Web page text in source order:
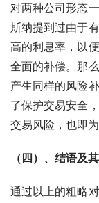
对两种公司形态
斯纳提到过由于
高的利息率，以
全面的补偿。那
产生同样的风险
了保护交易安全
交易风险，也即
（四）、结语及
通过以上的粗略